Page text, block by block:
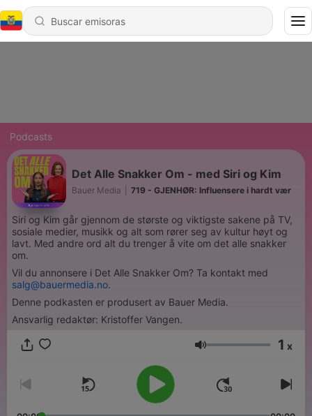
Podcasts
Det Alle Snakker Om - med Siri og Kim
Bauer Media 719 - GJENHØR: Influensere i hardt vær
Siri og Kim går gjennom de største og viktigste sakene på TV,
sosiale medier, musikk og alt som rører seg av kultur høyt og
lavt. Med andre ord alt du trenger å vite om det alle snakker
om.
Vil du annonsere i Det Alle Snakker Om? Ta kontakt med
salg@bauermedia.no.
Denne podkasten er produsert av Bauer Media.
Ansvarlig redaktør: Kristoffer Vangen.
Volumen 1 x